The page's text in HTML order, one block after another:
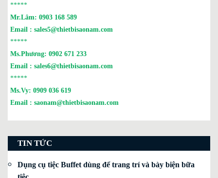
*****
Mr.Lâm: 0903 168 589
Email : sales5@thietbisaonam.com
*****
Ms.Phương: 0902 671 233
Email : sales6@thietbisaonam.com
*****
Ms.Vy: 0909 036 619
Email : saonam@thietbisaonam.com
TIN TỨC
Dụng cụ tiệc Buffet dùng để trang trí và bày biện bữa